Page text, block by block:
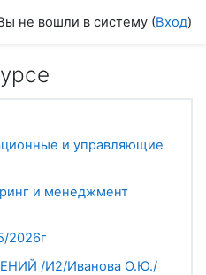
не вошли в систему (Вход)
и управляющие
и менеджмент
2026г
/И2/Иванова О.Ю./